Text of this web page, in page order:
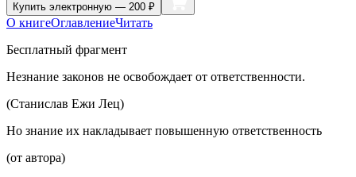
Купить электронную — 200 ₽
О книгеОглавлениеЧитать
Бесплатный фрагмент
Незнание законов не освобождает от ответственности.
(Станислав Ежи Лец)
Но знание их накладывает повышенную ответственность
(от автора)